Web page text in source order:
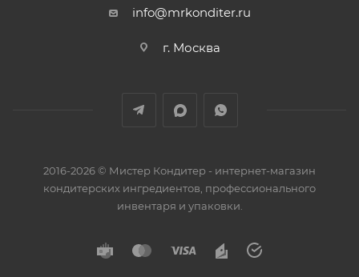
info@mrkonditer.ru
г. Москва
2016-2026 © Мистер Кондитер - интернет-магазин
кондитерских ингредиентов, профессионального
инвентаря и упаковки.